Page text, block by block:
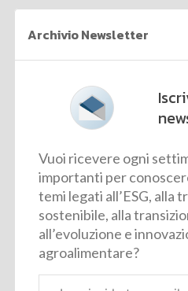
Archivio Newsletter
Vuoi ricevere ogni
importanti per
temi legati all’ESG, alla
sostenibile, alla
all’evoluzione e
agroalimentare?